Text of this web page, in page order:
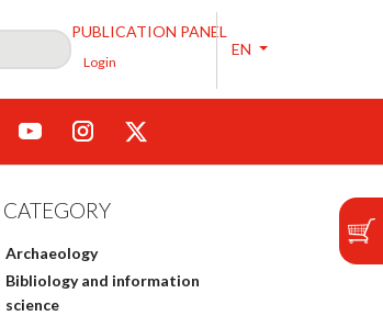
PUBLICATION PANEL
Login
EN
CATEGORY
Archaeology
Bibliology and information
science